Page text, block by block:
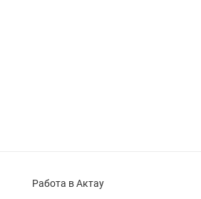
Работа в Актау